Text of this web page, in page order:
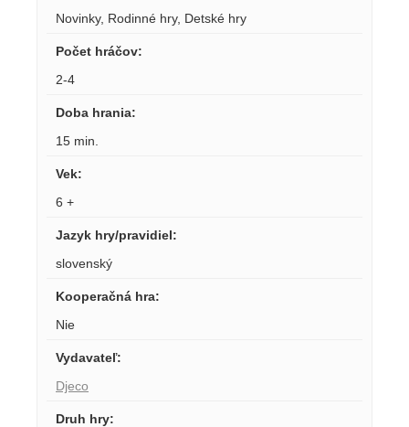
Novinky, Rodinné hry, Detské hry
Počet hráčov:
2-4
Doba hrania:
15 min.
Vek:
6 +
Jazyk hry/pravidiel:
slovenský
Kooperačná hra:
Nie
Vydavateľ:
Djeco
Druh hry: